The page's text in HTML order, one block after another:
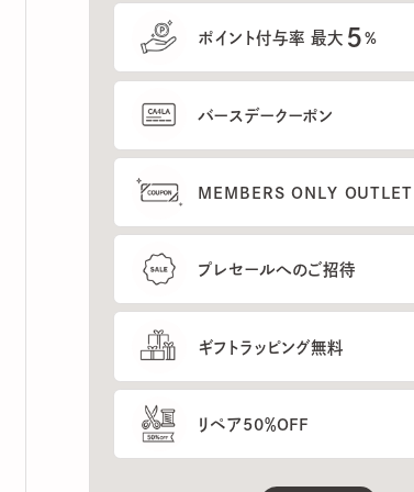
ポイント付与率 最大 %
バースデークーポン
MEMBERS ONLY OUTLETのご
プレセールへのご招待
ギフトラッピング無料
リペア50％OFF